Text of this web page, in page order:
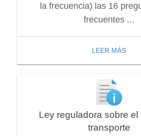
la frecuencia) las 16
frecuentes ...
LEER MÁS
Ley reguladora sobre el
transporte